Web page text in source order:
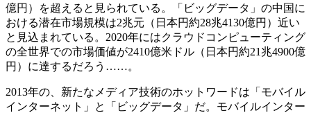
億円）を超えると見られている。「ビッグデータ」の中国に
おける潜在市場規模は2兆元（日本円約28兆4130億円）近い
と見込まれている。2020年にはクラウドコンピューティング
の全世界での市場価値が2410億米ドル（日本円約21兆4900億
円）に達するだろう……。
2013年の、新たなメディア技術のホットワードは「モバイル
インターネット」と「ビッグデータ」だ。モバイルインター